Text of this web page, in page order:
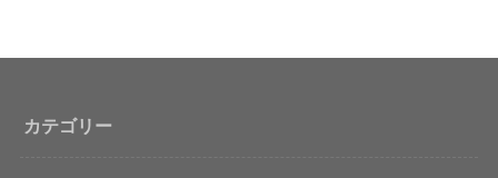
カテゴリー